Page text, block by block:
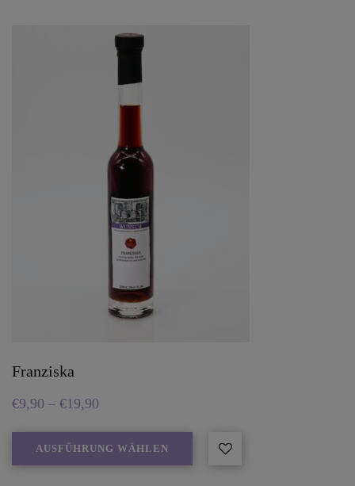
Franziska
€9,90 – €19,90
AUSFÜHRUNG WÄHLEN